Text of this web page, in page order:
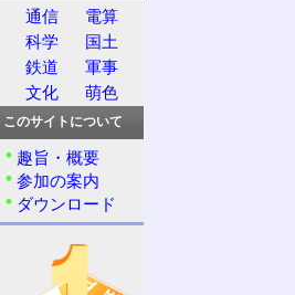
通信
電算
科学
国土
鉄道
軍事
文化
萌色
このサイトについて
趣旨・概要
参加の案内
ダウンロード